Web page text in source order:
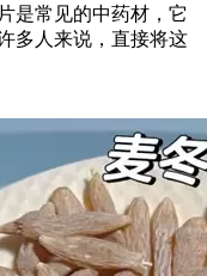
是常见的中药材，它
多人来说，直接将这